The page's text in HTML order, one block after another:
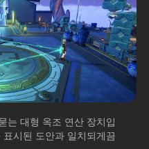
는 대형 옥조 연산 장치입
시된 도안과 일치되게끔